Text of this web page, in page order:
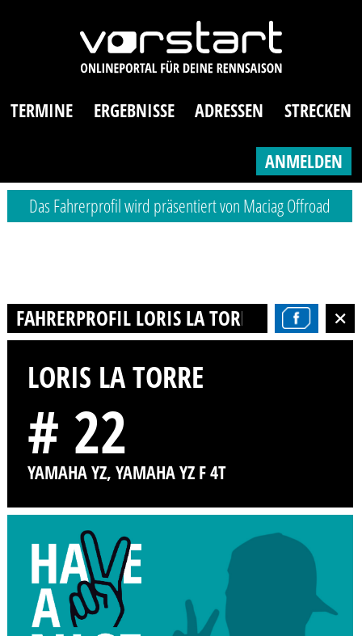
TERMINE ERGEBNISSE ADRESSEN STRECKEN
ANMELDEN
Das Fahrerprofil wird präsentiert von Maciag Offroad
FAHRERPROFIL LORIS LA TORRE
LORIS LA TORRE
# 22
YAMAHA YZ, YAMAHA YZ F 4T